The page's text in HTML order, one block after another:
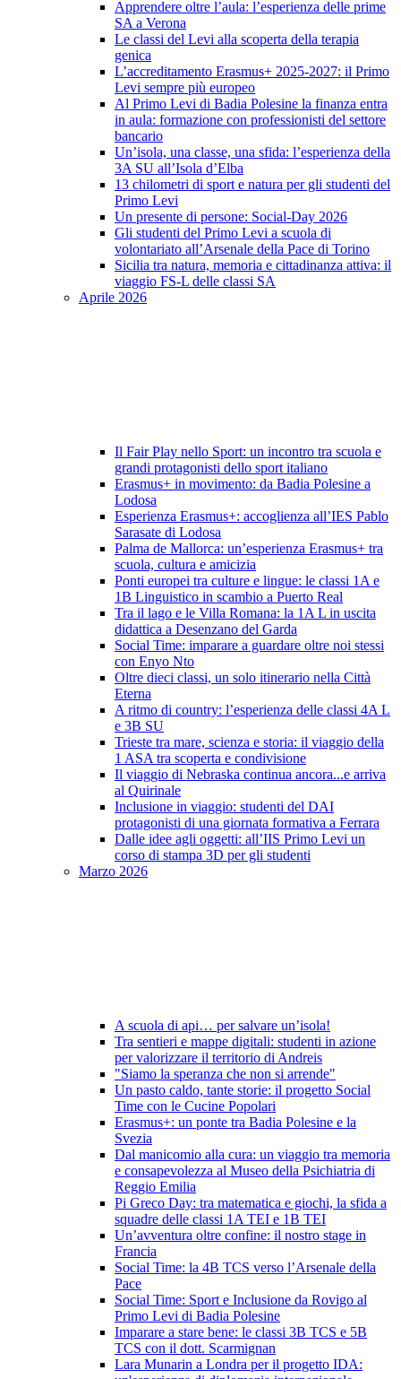
Apprendere oltre l’aula: l’esperienza delle prime
SA a Verona
Le classi del Levi alla scoperta della terapia
genica
L’accreditamento Erasmus+ 2025-2027: il Primo
Levi sempre più europeo
Al Primo Levi di Badia Polesine la finanza entra
in aula: formazione con professionisti del settore
bancario
Un’isola, una classe, una sfida: l’esperienza della
3A SU all’Isola d’Elba
13 chilometri di sport e natura per gli studenti del
Primo Levi
Un presente di persone: Social-Day 2026
Gli studenti del Primo Levi a scuola di
volontariato all’Arsenale della Pace di Torino
Sicilia tra natura, memoria e cittadinanza attiva: il
viaggio FS-L delle classi SA
Aprile 2026
Il Fair Play nello Sport: un incontro tra scuola e
grandi protagonisti dello sport italiano
Erasmus+ in movimento: da Badia Polesine a
Lodosa
Esperienza Erasmus+: accoglienza all’IES Pablo
Sarasate di Lodosa
Palma de Mallorca: un’esperienza Erasmus+ tra
scuola, cultura e amicizia
Ponti europei tra culture e lingue: le classi 1A e
1B Linguistico in scambio a Puerto Real
Tra il lago e le Villa Romana: la 1A L in uscita
didattica a Desenzano del Garda
Social Time: imparare a guardare oltre noi stessi
con Enyo Nto
Oltre dieci classi, un solo itinerario nella Città
Eterna
A ritmo di country: l’esperienza delle classi 4A L
e 3B SU
Trieste tra mare, scienza e storia: il viaggio della
1 ASA tra scoperta e condivisione
Il viaggio di Nebraska continua ancora...e arriva
al Quirinale
Inclusione in viaggio: studenti del DAI
protagonisti di una giornata formativa a Ferrara
Dalle idee agli oggetti: all’IIS Primo Levi un
corso di stampa 3D per gli studenti
Marzo 2026
A scuola di api… per salvare un’isola!
Tra sentieri e mappe digitali: studenti in azione
per valorizzare il territorio di Andreis
"Siamo la speranza che non si arrende"
Un pasto caldo, tante storie: il progetto Social
Time con le Cucine Popolari
Erasmus+: un ponte tra Badia Polesine e la
Svezia
Dal manicomio alla cura: un viaggio tra memoria
e consapevolezza al Museo della Psichiatria di
Reggio Emilia
Pi Greco Day: tra matematica e giochi, la sfida a
squadre delle classi 1A TEI e 1B TEI
Un’avventura oltre confine: il nostro stage in
Francia
Social Time: la 4B TCS verso l’Arsenale della
Pace
Social Time: Sport e Inclusione da Rovigo al
Primo Levi di Badia Polesine
Imparare a stare bene: le classi 3B TCS e 5B
TCS con il dott. Scarmignan
Lara Munarin a Londra per il progetto IDA: